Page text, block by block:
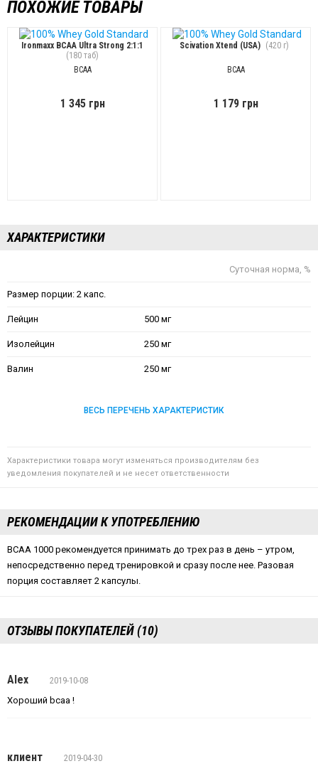
ПОХОЖИЕ ТОВАРЫ
Ironmaxx BCAA Ultra Strong 2:1:1
(180 таб)
BCAA
1 345 грн
Scivation Xtend (USA) (420 г)
BCAA
1 179 грн
ХАРАКТЕРИСТИКИ
Суточная норма, %
Размер порции: 2 капс.
Лейцин 500 мг
Изолейцин 250 мг
Валин 250 мг
ВЕСЬ ПЕРЕЧЕНЬ ХАРАКТЕРИСТИК
Характеристики товара могут изменяться производителям без
уведомления покупателей и не несет ответственности
РЕКОМЕНДАЦИИ К УПОТРЕБЛЕНИЮ
BCAA 1000 рекомендуется принимать до трех раз в день – утром,
непосредственно перед тренировкой и сразу после нее. Разовая
порция составляет 2 капсулы.
ОТЗЫВЫ ПОКУПАТЕЛЕЙ (10)
Alex
2019-10-08
Хороший bcaa !
клиент
2019-04-30